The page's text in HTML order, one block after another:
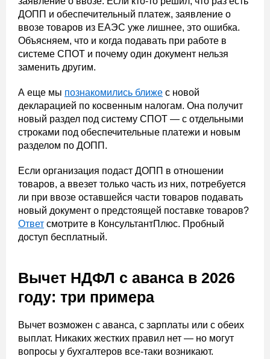
ДОПП и обеспечительный платеж, заявление о
ввозе товаров из ЕАЭС уже лишнее, это ошибка.
Объясняем, что и когда подавать при работе в
системе СПОТ и почему один документ нельзя
заменить другим.
А еще мы познакомились ближе с новой
декларацией по косвенным налогам. Она получит
новый раздел под систему СПОТ — с отдельными
строками под обеспечительные платежи и новым
разделом по ДОПП.
Если организация подаст ДОПП в отношении
товаров, а ввезет только часть из них, потребуется
ли при ввозе оставшейся части товаров подавать
новый документ о предстоящей поставке товаров?
Ответ смотрите в КонсультантПлюс. Пробный
доступ бесплатный.
Вычет НДФЛ с аванса в 2026
году: три примера
Вычет возможен с аванса, с зарплаты или с обеих
выплат. Никаких жестких правил нет — но могут
вопросы у бухгалтеров все-таки возникают.